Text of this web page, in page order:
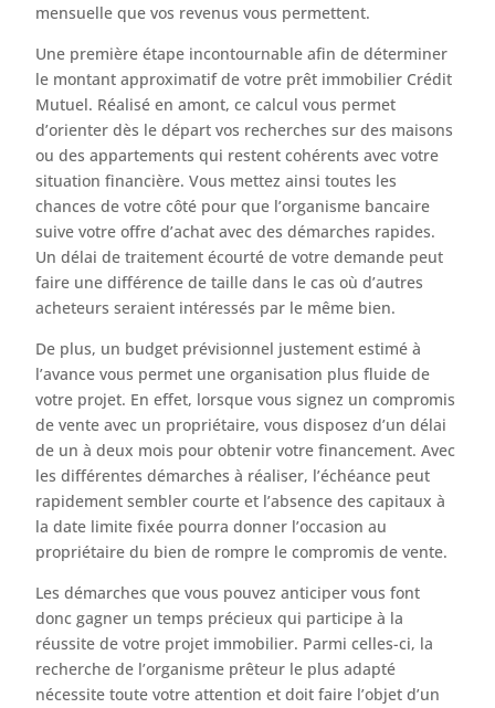
mensuelle que vos revenus vous permettent.
Une première étape incontournable afin de déterminer
le montant approximatif de votre prêt immobilier Crédit
Mutuel. Réalisé en amont, ce calcul vous permet
d’orienter dès le départ vos recherches sur des maisons
ou des appartements qui restent cohérents avec votre
situation financière. Vous mettez ainsi toutes les
chances de votre côté pour que l’organisme bancaire
suive votre offre d’achat avec des démarches rapides.
Un délai de traitement écourté de votre demande peut
faire une différence de taille dans le cas où d’autres
acheteurs seraient intéressés par le même bien.
De plus, un budget prévisionnel justement estimé à
l’avance vous permet une organisation plus fluide de
votre projet. En effet, lorsque vous signez un compromis
de vente avec un propriétaire, vous disposez d’un délai
de un à deux mois pour obtenir votre financement. Avec
les différentes démarches à réaliser, l’échéance peut
rapidement sembler courte et l’absence des capitaux à
la date limite fixée pourra donner l’occasion au
propriétaire du bien de rompre le compromis de vente.
Les démarches que vous pouvez anticiper vous font
donc gagner un temps précieux qui participe à la
réussite de votre projet immobilier. Parmi celles-ci, la
recherche de l’organisme prêteur le plus adapté
nécessite toute votre attention et doit faire l’objet d’un